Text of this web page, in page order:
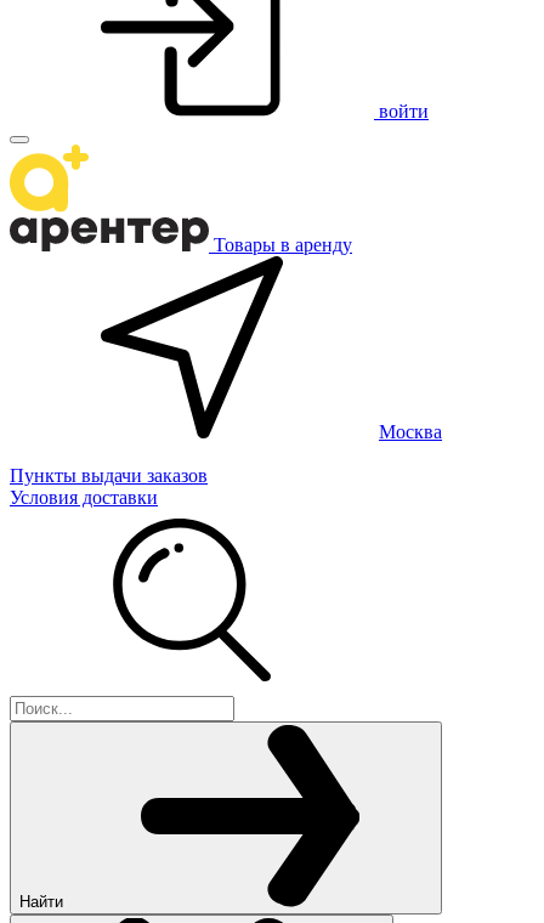
войти
Товары в аренду
Москва
Пункты выдачи заказов
Условия доставки
Найти